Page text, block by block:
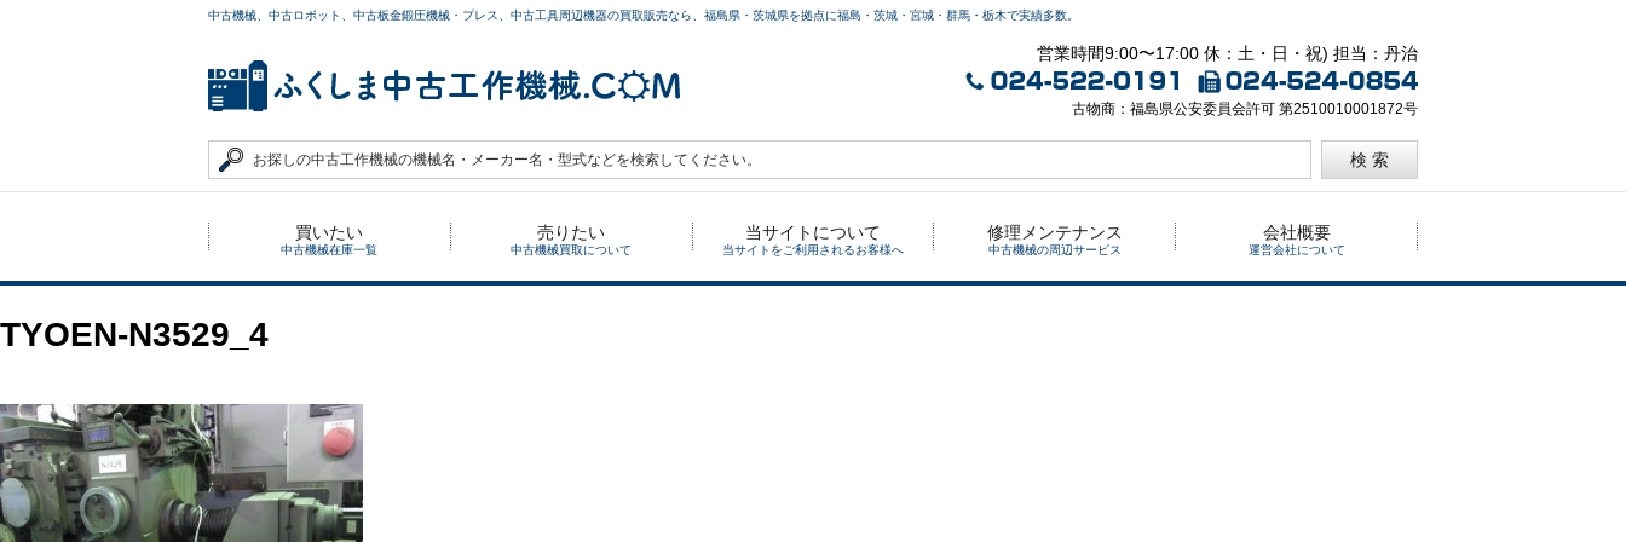
中古機械、中古ロボット、中古板金鍛圧機械・プレス、中古工具周辺機器の買取販売なら、福島県・茨城県を拠点に福島・茨城・宮城・群馬・栃木で実績多数。
営業時間9:00〜17:00 休：土・日・祝) 担当：丹治
古物商：福島県公安委員会許可 第2510010001872号
検 索
買いたい
中古機械在庫一覧
売りたい
中古機械買取について
当サイトについて
当サイトをご利用されるお客様へ
修理メンテナンス
中古機械の周辺サービス
会社概要
運営会社について
TYOEN-N3529_4